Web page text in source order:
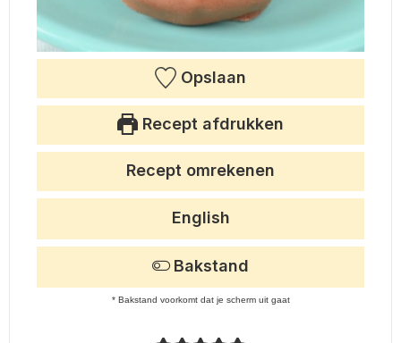
Opslaan
Recept afdrukken
Recept omrekenen
English
Bakstand
* Bakstand voorkomt dat je scherm uit gaat